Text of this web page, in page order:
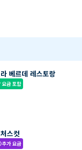
베르데 레스토랑
요금 포함
스컷
추가 요금